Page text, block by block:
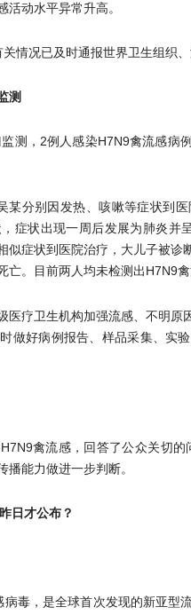
动水平异常升高。
情况已及时通报世界卫生组织、
测
测，2例人感染H7N9禽流感病
某分别因发热、咳嗽等症状到
症状出现一周后发展为肺炎并
似症状到医院治疗，大儿子被
。目前两人均未检测出H7N9禽
医疗卫生机构加强流感、不明
做好病例报告、样品采集、实
禽流感，回答了公众关切
播能力做进一步判断。
日才公布？
毒，是全球首次发现的新亚型